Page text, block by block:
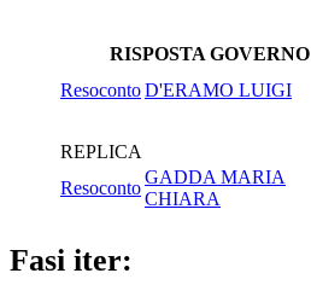
RISPOSTA GOVERNO
ResocontoD'ERAMO LUIGI
REPLICA
Resoconto
GADDA MARIA
CHIARA
Fasi iter: